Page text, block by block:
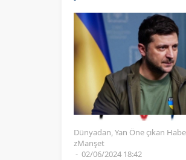
Dünyadan,Yan Öne çıkan
zManşet
02/06/2024 18:42